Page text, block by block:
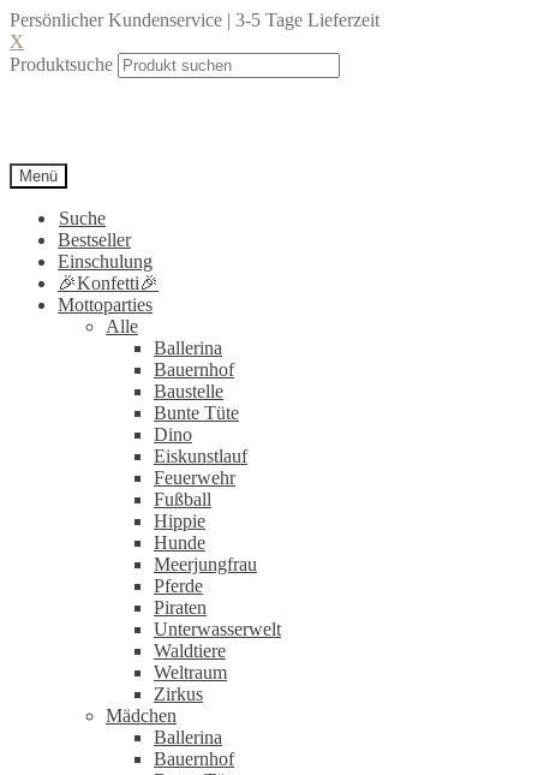
Persönlicher Kundenservice | 3-5 Tage Lieferzeit
X
Produktsuche
Menü
Suche
Bestseller
Einschulung
🎉Konfetti🎉
Mottoparties
Alle
Ballerina
Bauernhof
Baustelle
Bunte Tüte
Dino
Eiskunstlauf
Feuerwehr
Fußball
Hippie
Hunde
Meerjungfrau
Pferde
Piraten
Unterwasserwelt
Waldtiere
Weltraum
Zirkus
Mädchen
Ballerina
Bauernhof